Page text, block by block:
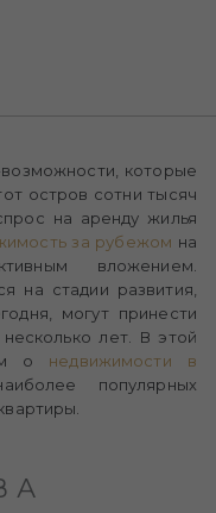
которые
остров сотни тысяч
на аренду жилья
за рубежом на
вложением.
на стадии развития,
могут принести
лет. В этой
о недвижимости в
популярных